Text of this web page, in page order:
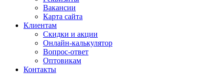
Вакансии
Карта сайта
Клиентам
Скидки и акции
Онлайн-калькулятор
Вопрос-ответ
Оптовикам
Контакты